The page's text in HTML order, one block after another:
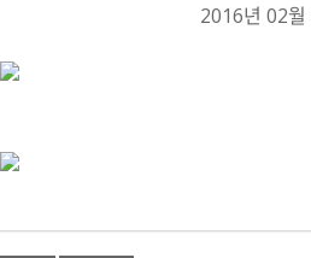
2016년 02